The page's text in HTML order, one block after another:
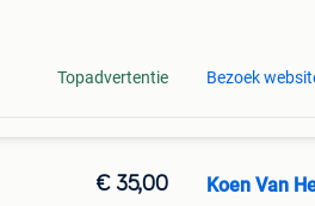
Topadvertentie Bezoek
€ 35,00 Koen Van